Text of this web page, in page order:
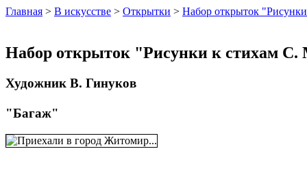
Главная > В искусстве > Открытки > Набор открыток
Набор открыток "Рисунки к стихам
Художник В. Гинуков
"Багаж"